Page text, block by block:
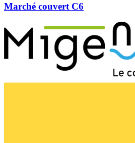
Marché couvert C6
Précédent
Suivant